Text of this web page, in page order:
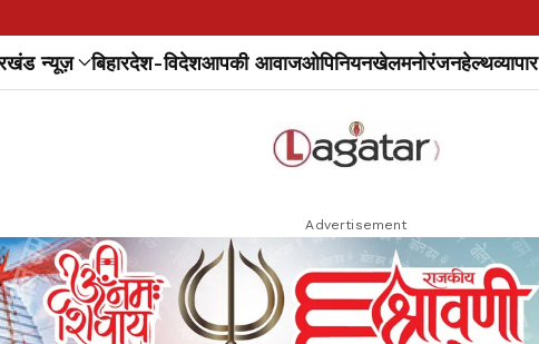
न्यूज़ बिहारदेश-विदेशआपकी आवाजओपिनियनखेलमनोरंजनहेल्थव्यापार
Advertisement